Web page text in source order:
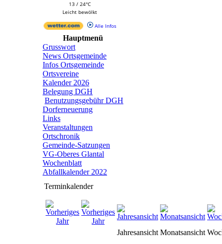
13 / 24°C
Leicht bewölkt
Alle Infos
Hauptmenü
Grusswort
News Ortsgemeinde
Infos Ortsgemeinde
Ortsvereine
Kalender 2026
Belegung DGH
Benutzungsgebühr DGH
Dorferneuerung
Links
Veranstaltungen
Ortschronik
Gemeinde-Satzungen
VG-Oberes Glantal
Wochenblatt
Abfallkalender 2022
Terminkalender
Jahresansicht Monatsansicht